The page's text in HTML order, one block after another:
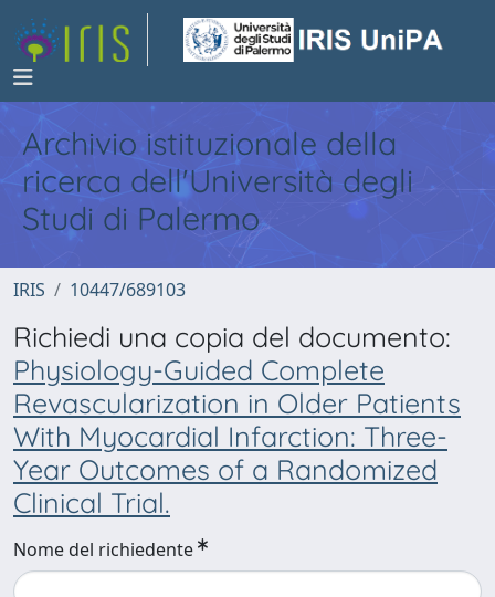
Archivio istituzionale della
ricerca dell'Università degli
Studi di Palermo
IRIS 10447/689103
Richiedi una copia del documento:
Physiology-Guided Complete
Revascularization in Older Patients
With Myocardial Infarction: Three-
Year Outcomes of a Randomized
Clinical Trial.
Nome del richiedente